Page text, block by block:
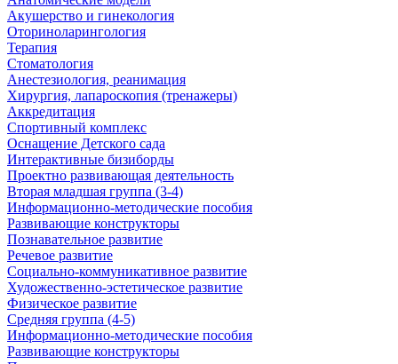
Акушерство и гинекология
Оториноларингология
Терапия
Стоматология
Анестезиология, реанимация
Хирургия, лапароскопия (тренажеры)
Аккредитация
Спортивный комплекс
Оснащение Детского сада
Интерактивные бизиборды
Проектно развивающая деятельность
Вторая младшая группа (3-4)
Информационно-методические пособия
Развивающие конструкторы
Познавательное развитие
Речевое развитие
Социально-коммуникативное развитие
Художественно-эстетическое развитие
Физическое развитие
Средняя группа (4-5)
Информационно-методические пособия
Развивающие конструкторы